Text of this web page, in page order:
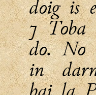
doig is
⁊ Toba
do. No
in